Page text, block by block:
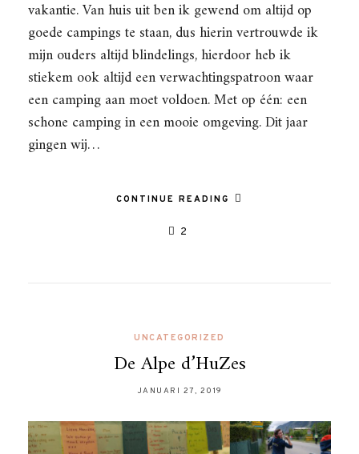
vakantie. Van huis uit ben ik gewend om altijd op
goede campings te staan, dus hierin vertrouwde ik
mijn ouders altijd blindelings, hierdoor heb ik
stiekem ook altijd een verwachtingspatroon waar
een camping aan moet voldoen. Met op één: een
schone camping in een mooie omgeving. Dit jaar
gingen wij…
CONTINUE READING
2
UNCATEGORIZED
De Alpe d’HuZes
JANUARI 27, 2019